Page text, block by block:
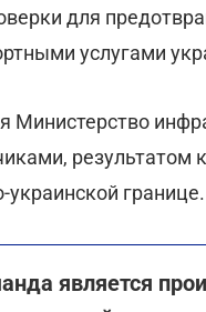
для
услугами
Министерство
результатом
украинской границе.
является